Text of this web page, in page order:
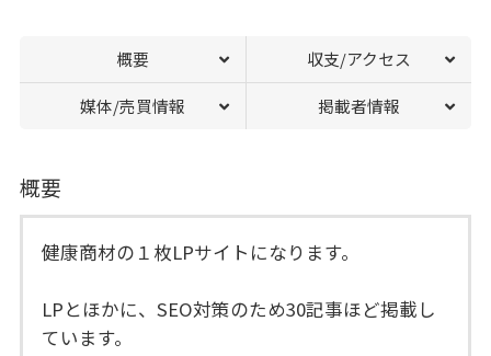
概要 収支/アクセス
媒体/売買情報 掲載者情報
概要
健康商材の１枚LPサイトになります。
LPとほかに、SEO対策のため30記事ほど掲載し
ています。